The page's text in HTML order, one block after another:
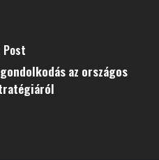
Post
az országos